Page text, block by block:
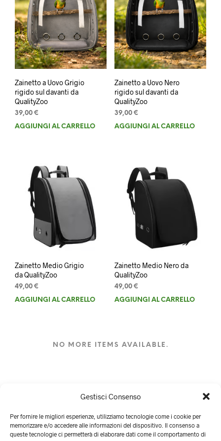
Gestisci Consenso
Per fornire le migliori esperienze, utilizziamo tecnologie come i cookie per
memorizzare e/o accedere alle informazioni del dispositivo. Il consenso a
queste tecnologie ci permetterà di elaborare dati come il comportamento di
Zainetto a Uovo Grigio
rigido sul davanti da
QualityZoo
39,00 €
AGGIUNGI AL CARRELLO
Zainetto a Uovo Nero
rigido sul davanti da
QualityZoo
39,00 €
AGGIUNGI AL CARRELLO
Zainetto Medio Grigio
da QualityZoo
49,00 €
AGGIUNGI AL CARRELLO
Zainetto Medio Nero da
QualityZoo
49,00 €
AGGIUNGI AL CARRELLO
NO MORE ITEMS AVAILABLE.